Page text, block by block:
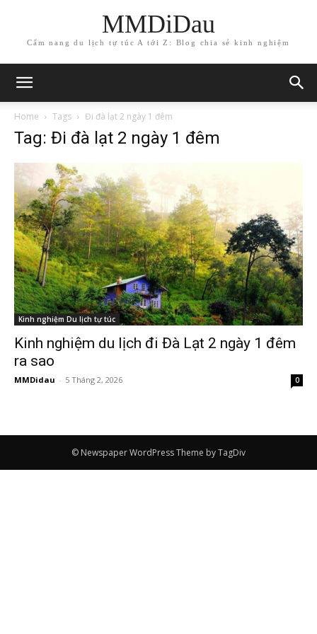
MMDiDau
Cẩm nang du lịch tự túc A tới Z: Blog chia sẻ kinh nghiệm
Home Tags Đi đà lạt 2 ngày 1 đêm
Tag: Đi đà lạt 2 ngày 1 đêm
Kinh nghiệm Du lịch tự túc
Kinh nghiệm du lịch đi Đà Lạt 2 ngày 1 đêm
ra sao
MMDidau - 5 Tháng 2, 2026 0
© Newspaper WordPress Theme by TagDiv